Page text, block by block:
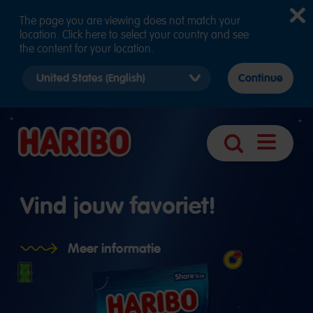
Zoek
Navigatie
Vind jouw favoriet!
Meer informatie
The page you are viewing does not match your
location. Click here to select your country and see
the content for your location.
country
Continue